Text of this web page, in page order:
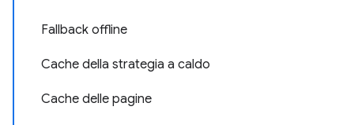
Fallback offline
Cache della strategia a caldo
Cache delle pagine